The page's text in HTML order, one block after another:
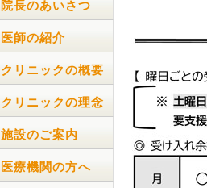
院長のあいさつ
医師の紹介
クリニックの概要
クリニックの理念
施設のご案内
医療機関の方へ